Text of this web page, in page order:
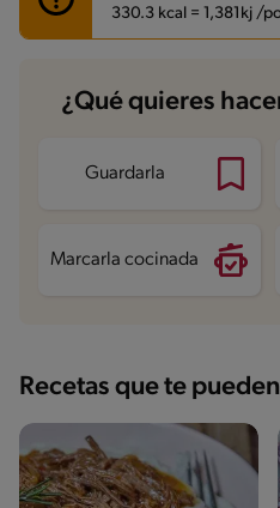
330.3 kcal = 1,381kj /
Carbohidratos 6.5 g
Energía 330.3 kcal
Proteína
Grasas saturadas 6.1 g
¿Qué quieres
Guardarla
Marcarla cocinada
Recetas que te